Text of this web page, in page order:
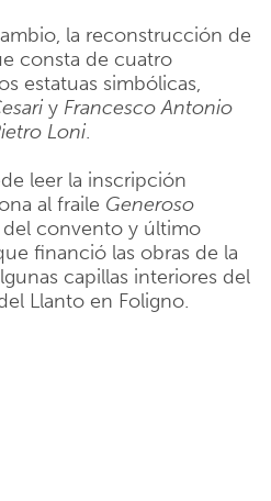
la reconstrucción de
consta de cuatro
estatuas simbólicas,
y Francesco Antonio
Loni.
leer la inscripción
al fraile Generoso
del convento y último
financió las obras de la
capillas interiores del
Llanto en Foligno.